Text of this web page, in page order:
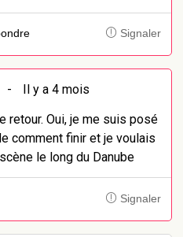
Signaler
-
Il y a 4 mois
retour. Oui, je me suis posé
comment finir et je voulais
le long du Danube
Signaler